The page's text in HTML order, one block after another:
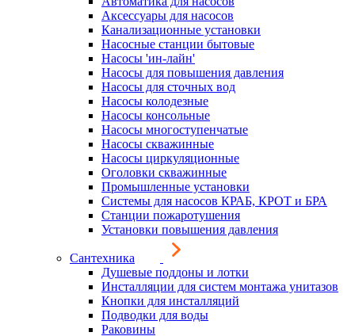
Аксессуары для насосов
Канализационные установки
Насосные станции бытовые
Насосы 'ин-лайн'
Насосы для повышения давления
Насосы для сточных вод
Насосы колодезные
Насосы консольные
Насосы многоступенчатые
Насосы скважинные
Насосы циркуляционные
Оголовки скважинные
Промышленные установки
Системы для насосов КРАБ, КРОТ и БРА
Станции пожаротушения
Установки повышения давления
Сантехника
Душевые поддоны и лотки
Инсталляции для систем монтажа унитазов
Кнопки для инсталляций
Подводки для воды
Раковины